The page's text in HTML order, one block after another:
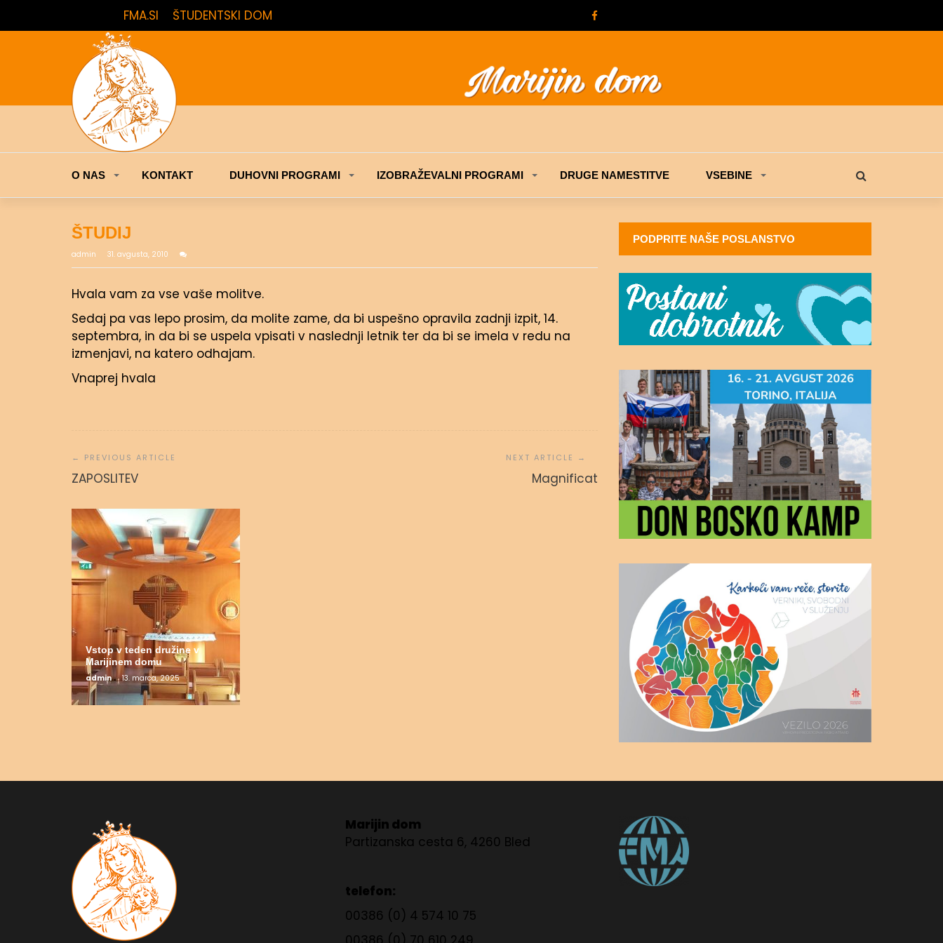
FMA.SI ŠTUDENTSKI DOM
O NAS KONTAKT DUHOVNI PROGRAMI IZOBRAŽEVALNI PROGRAMI DRUGE NAMESTITVE VSEBINE
ŠTUDIJ
admin 31. avgusta, 2010
Hvala vam za vse vaše molitve.
Sedaj pa vas lepo prosim, da molite zame, da bi uspešno opravila zadnji izpit, 14.
septembra, in da bi se uspela vpisati v naslednji letnik ter da bi se imela v redu na
izmenjavi, na katero odhajam.
Vnaprej hvala
prispevka
ZAPOSLITEV Magnificat
Vstop v teden družine v
Marijinem domu
admin 13. marca, 2025
15. novembra, 2016
PODPRITE NAŠE POSLANSTVO
Marijin dom
Partizanska cesta 6, 4260 Bled
telefon:
00386 (0) 4 574 10 75